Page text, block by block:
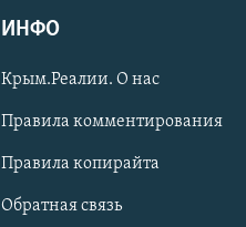
ИНФО
Крым.Реалии. О нас
Правила комментирования
Правила копирайта
Обратная связь